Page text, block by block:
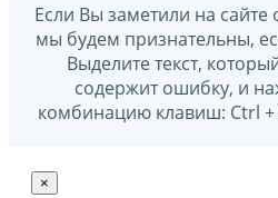
Если Вы заметили на сайте
мы будем признательны,
Выделите текст,
содержит ошибку, и
комбинацию клавиш: Ctrl
×